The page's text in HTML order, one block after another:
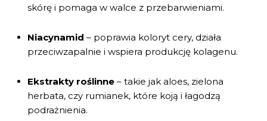
skórę i pomaga w walce z przebarwieniami.
Niacynamid – poprawia koloryt cery, działa
przeciwzapalnie i wspiera produkcję kolagenu.
Ekstrakty roślinne – takie jak aloes, zielona
herbata, czy rumianek, które koją i łagodzą
podrażnienia.